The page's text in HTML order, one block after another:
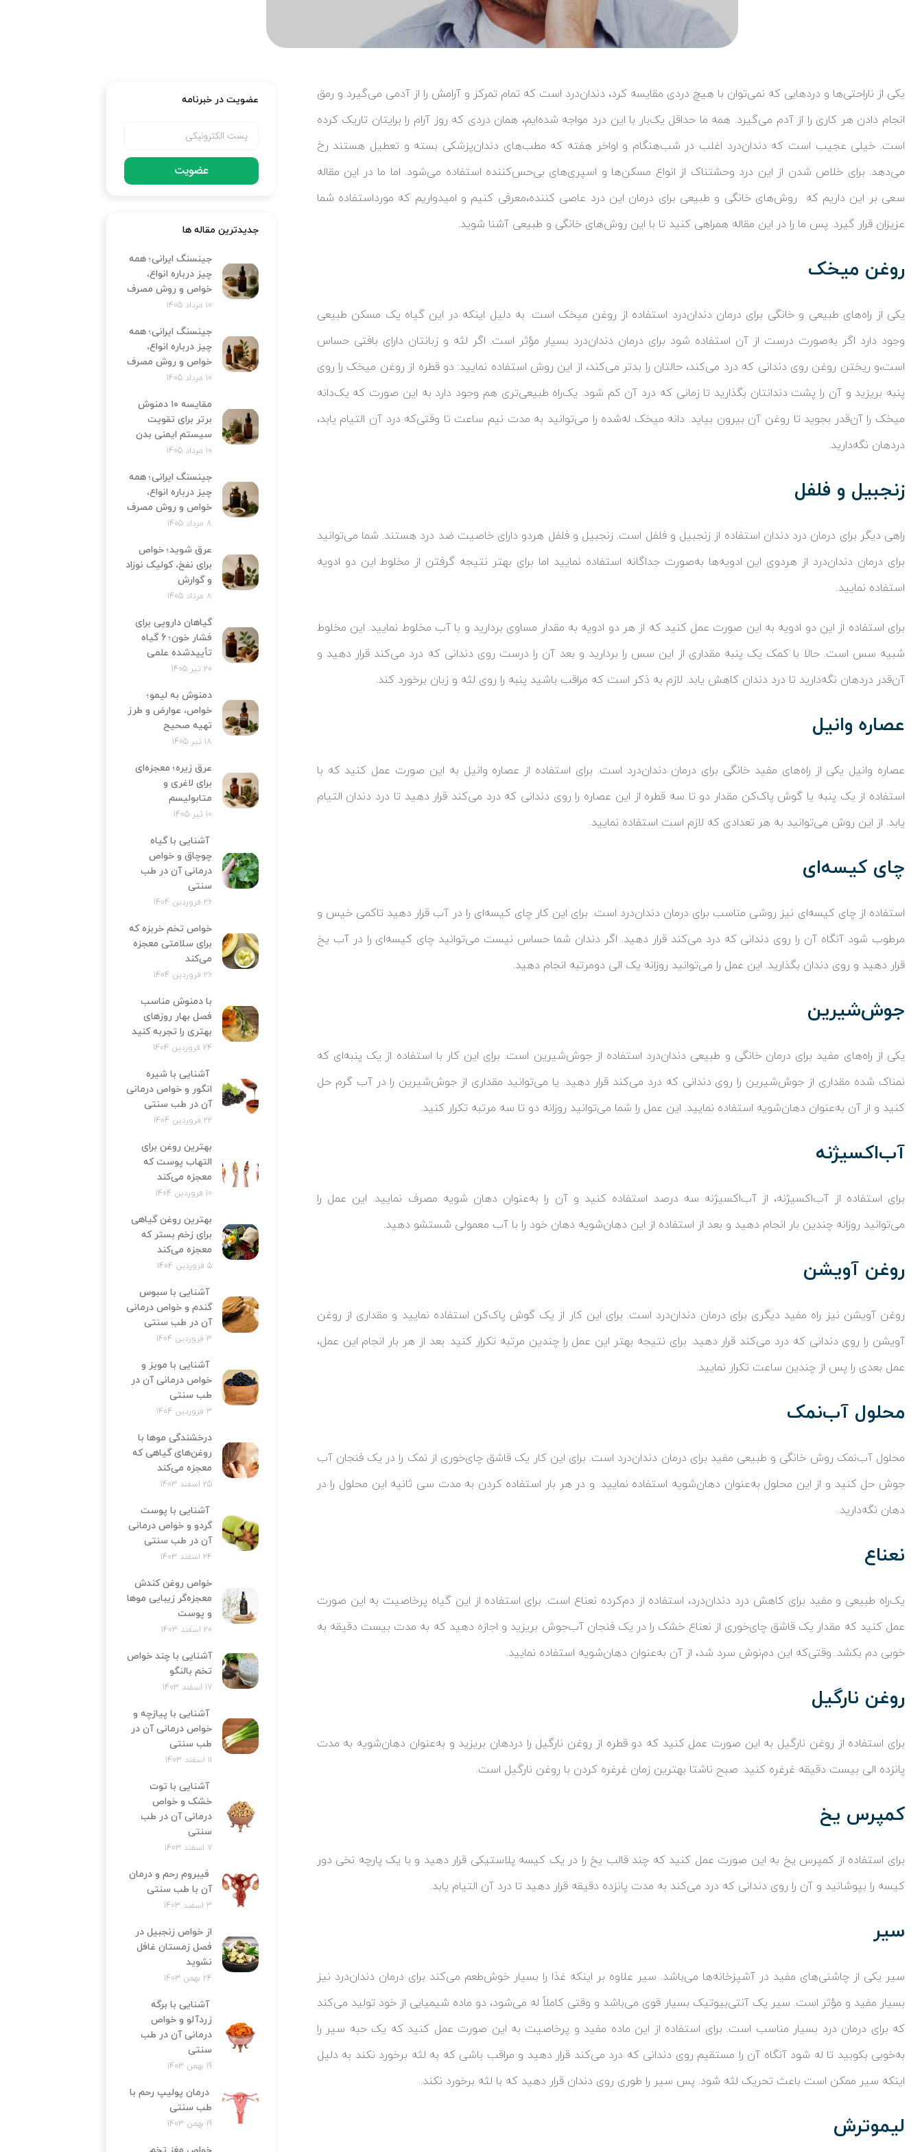
یکی از ناراحتی‌ها و دردهایی که نمی‌توان با هیچ دردی مقایسه کرد، دندان‌درد است که تمام تمرکز و آرامش را از آدمی می‌گیرد و رمق
انجام دادن هر کاری را از آدم می‌گیرد. همه ما حداقل یک‌بار با این درد مواجه شده‌ایم، همان دردی که روز آرام را برایتان تاریک کرده
است. خیلی عجیب است که دندان‌درد اغلب در شب‌هنگام و اواخر هفته که مطب‌های دندان‌پزشکی بسته و تعطیل هستند رخ
می‌دهد. برای خلاص شدن از این درد وحشتناک از انواع مسکن‌ها و اسپری‌ها‌ی بی‌حس‌کننده استفاده می‌شود. اما ما در این مقاله
سعی بر این داریم که روش‌های خانگی و طبیعی برای درمان این درد عاصی کننده،معرفی کنیم و امیدواریم که مورداستفاده شما
عزیزان قرار گیرد. پس ما را در این مقاله همراهی کنید تا با این روش‌های خانگی و طبیعی آشنا شوید.
روغن میخک
یکی از راه‌های طبیعی و خانگی برای درمان دندان‌درد استفاده از روغن میخک است. به دلیل اینکه در این گیاه یک مسکن طبیعی
وجود دارد اگر به‌صورت درست از آن استفاده شود برای درمان دندان‌درد بسیار مؤثر است. اگر لثه و زبانتان دارای بافتی حساس
است،و ریختن روغن روی دندانی که درد می‌کند، حالتان را بدتر می‌کند، از این روش استفاده نمایید: دو قطره از روغن میخک را روی
پنبه بریزید و آن را پشت دندانتان بگذارید تا زمانی که درد آن کم شود. یک‌راه طبیعی‌تری هم وجود دارد به این صورت که یک‌دانه
میخک را آن‌قدر بجوید تا روغن آن بیرون بیاید. دانه میخک له‌شده را می‌توانید به مدت نیم ساعت تا وقتی‌که درد آن التیام یابد،
دردهان نگه‌دارید.
زنجبیل و فلفل
راهی دیگر برای درمان درد دندان استفاده از زنجبیل و فلفل است. زنجبیل و فلفل هردو دارای خاصیت ضد درد هستند. شما می‌توانید
برای درمان دندان‌درد از هردوی این ادویه‌ها به‌صورت جداگانه استفاده نمایید اما برای بهتر نتیجه گرفتن از مخلوط این دو ادویه
استفاده نمایید.
برای استفاده از این دو ادویه به این صورت عمل کنید که از هر دو ادویه به مقدار مساوی بردارید و با آب مخلوط نمایید. این مخلوط
شبیه سس است. حالا با کمک یک پنبه مقداری از این سس را بردارید و بعد آن را درست روی دندانی که درد می‌کند قرار دهید و
آن‌قدر دردهان نگه‌دارید تا درد دندان کاهش یابد. لازم به ذکر است که مراقب باشید پنبه را روی لثه و زبان برخورد کند.
عصاره وانیل
عصاره وانیل یکی از راه‌های مفید خانگی برای درمان دندان‌درد است. برای استفاده از عصاره وانیل به این صورت عمل کنید که با
استفاده از یک پنبه یا گوش پاک‌کن مقدار دو تا سه قطره از این عصاره را روی دندانی که درد می‌کند قرار دهید تا درد دندان التیام
یابد. از این روش می‌توانید به هر تعدادی که لازم است استفاده نمایید.
چای کیسه‌ای
استفاده از چای کیسه‌ای نیز روشی مناسب برای درمان دندان‌درد است. برای این کار چای کیسه‌ای را در آب قرار دهید تاکمی خیس و
مرطوب شود آنگاه آن را روی دندانی که درد می‌کند قرار دهید. اگر دندان شما حساس نیست می‌توانید چای کیسه‌ای را در آب یخ
قرار دهید و روی دندان بگذارید. این عمل را می‌توانید روزانه یک الی دومرتبه انجام دهید.
جوش‌شیرین
یکی از راه‌های مفید برای درمان خانگی و طبیعی دندان‌درد استفاده از جوش‌شیرین است. برای این کار با استفاده از یک پنبه‌ای که
نمناک شده مقداری از جوش‌شیرین را روی دندانی که درد می‌کند قرار دهید. یا می‌توانید مقداری از جوش‌شیرین را در آب گرم حل
کنید و از آن به‌عنوان دهان‌شویه استفاده نمایید. این عمل را شما می‌توانید روزانه دو تا سه مرتبه تکرار کنید.
آب‌اکسیژنه
برای استفاده از آب‌اکسیژنه، از آب‌اکسیژنه سه درصد استفاده کنید و آن را به‌عنوان دهان شویه مصرف نمایید. این عمل را
می‌توانید روزانه چندین بار انجام دهید و بعد از استفاده از این دهان‌شویه دهان خود را با آب معمولی شستشو دهید.
روغن آویشن
روغن آویشن نیز راه مفید دیگری برای درمان دندان‌درد است. برای این کار از یک گوش پاک‌کن استفاده نمایید و مقداری از روغن
آویشن را روی دندانی که درد می‌کند قرار دهید. برای نتیجه بهتر این عمل را چندین مرتبه تکرار کنید. بعد از هر بار انجام این عمل،
عمل بعدی را پس از چندین ساعت تکرار نمایید.
محلول آب‌نمک
محلول آب‌نمک روش خانگی و طبیعی مفید برای درمان دندان‌درد است. برای این کار یک قاشق چای‌خوری از نمک را در یک فنجان آب
جوش حل کنید و از این محلول به‌عنوان دهان‌شویه استفاده نمایید. و در هر بار استفاده کردن به مدت سی ثانیه این محلول را در
دهان نگه‌دارید.
نعناع
یک‌راه طبیعی و مفید برای کاهش درد دندان‌درد، استفاده از دم‌کرده نعناع است. برای استفاده از این گیاه پرخاصیت به این صورت
عمل کنید که مقدار یک قاشق چای‌خوری از نعناع خشک را در یک فنجان آب‌جوش بریزید و اجازه دهید که به مدت بیست دقیقه به
خوبی دم بکشد. وقتی‌که این دم‌نوش سرد شد، از آن به‌عنوان دهان‌شویه استفاده نمایید.
روغن نارگیل
برای استفاده از روغن نارگیل به این صورت عمل کنید که دو قطره از روغن نارگیل را دردهان بریزید و به‌عنوان دهان‌شویه به مدت
پانزده الی بیست دقیقه ‌غرغره کنید. صبح ناشتا بهترین زمان غرغره کردن با روغن نارگیل است.
کمپرس یخ
برای استفاده از کمپرس یخ به این صورت عمل کنید که چند قالب یخ را در یک کیسه پلاستیکی قرار دهید و با یک پارچه نخی دور
کیسه را بپوشانید و آن را روی دندانی که درد می‌کند به مدت پانزده دقیقه قرار دهید تا درد آن التیام یابد.
سیر
سیر یکی از چاشنی‌های مفید در آشپزخانه‌ها می‌باشد. سیر علاوه بر اینکه غذا را بسیار خوش‌طعم می‌کند برای درمان دندان‌درد نیز
بسیار مفید و مؤثر است. سیر یک آنتی‌بیوتیک بسیار قوی می‌باشد و وقتی کاملاً له می‌شود، دو ماده شیمیایی از خود تولید می‌کند
که برای درمان درد بسیار مناسب است. برای استفاده از این ماده مفید و پرخاصیت به این صورت عمل کنید که یک حبه سیر را
به‌خوبی بکوبید تا له شود آنگاه آن را مستقیم روی دندانی که درد می‌کند قرار دهید و مراقب باشی که به لثه برخورد نکند به دلیل
اینکه سیر ممکن است باعث تحریک لثه شود. پس سیر را طوری روی دندان قرار دهید که با لثه برخورد نکند.
لیموترش
عضویت در خبرنامه
عضویت
جدیدترین مقاله ها
جینسنگ ایرانی؛ همه
چیز درباره انواع،
خواص و روش مصرف
10 مرداد 1405
جینسنگ ایرانی؛ همه
چیز درباره انواع،
خواص و روش مصرف
10 مرداد 1405
مقایسه ۱۰ دمنوش
برتر برای تقویت
سیستم ایمنی بدن
10 مرداد 1405
جینسنگ ایرانی؛ همه
چیز درباره انواع،
خواص و روش مصرف
8 مرداد 1405
عرق شوید؛ خواص
برای نفخ، کولیک نوزاد
و گوارش
8 مرداد 1405
گیاهان دارویی برای
فشار خون؛ 6 گیاه
تأییدشده علمی
20 تیر 1405
دمنوش به لیمو؛
خواص، عوارض و طرز
تهیه صحیح
18 تیر 1405
عرق زیره؛ معجزه‌ای
برای لاغری و
متابولیسم
10 تیر 1405
آشنایی با گیاه
چوچاق و خواص
درمانی آن در طب
سنتی
26 فروردین 1404
خواص تخم خربزه که
برای سلامتی معجزه
می‌کند
26 فروردین 1404
با دمنوش مناسب
فصل بهار روزهای
بهتری را تجربه کنید
24 فروردین 1404
آشنایی با شیره
انگور و خواص درمانی
آن در طب سنتی
22 فروردین 1404
بهترین روغن برای
التهاب پوست که
معجزه می‌کند
10 فروردین 1404
بهترین روغن گیاهی
برای زخم بستر که
معجزه می‌کند
5 فروردین 1404
آشنایی با سبوس
گندم و خواص درمانی
آن در طب سنتی
3 فروردین 1404
آشنایی با مویز و
خواص درمانی آن در
طب سنتی
3 فروردین 1404
درخشندگی موها با
روغن‌های گیاهی که
معجزه می‌کند
25 اسفند 1403
آشنایی با پوست
گردو و خواص درمانی
آن در طب سنتی
24 اسفند 1403
خواص روغن کندش
معجزه‌‌گر زیبایی موها
و پوست
20 اسفند 1403
آشنایی با چند خواص
تخم بالنگو
17 اسفند 1403
آشنایی با پیازچه و
خواص درمانی آن در
طب سنتی
11 اسفند 1403
آشنایی با توت
خشک و خواص
درمانی آن در طب
سنتی
7 اسفند 1403
فیبروم رحم و درمان
آن با طب سنتی
3 اسفند 1403
از خواص زنجبیل در
فصل زمستان غافل
نشوید
24 بهمن 1403
آشنایی با برگه
زردآلو و خواص
درمانی آن در طب
سنتی
19 بهمن 1403
درمان پولیپ رحم با
طب سنتی
19 بهمن 1403